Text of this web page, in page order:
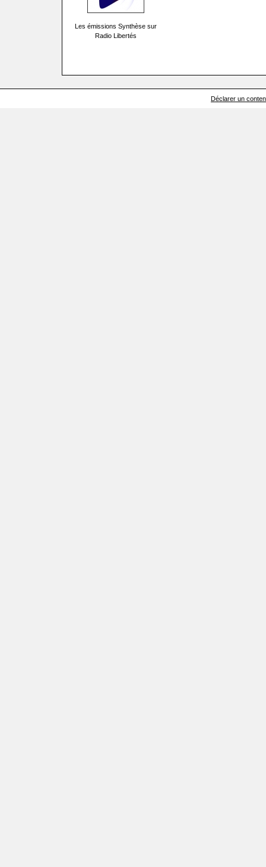
Les émissions Synthèse sur
Radio Libertés
Déclarer un